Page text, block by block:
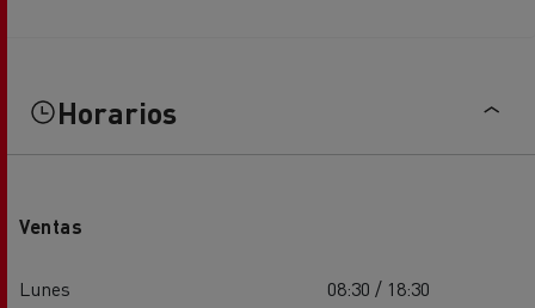
Horarios
Ventas
Lunes
08:30 / 18:30